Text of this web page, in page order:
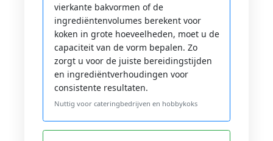
vierkante bakvormen of de
ingrediëntenvolumes berekent voor
koken in grote hoeveelheden, moet u de
capaciteit van de vorm bepalen. Zo
zorgt u voor de juiste bereidingstijden
en ingrediëntverhoudingen voor
consistente resultaten.
Nuttig voor cateringbedrijven en hobbykoks